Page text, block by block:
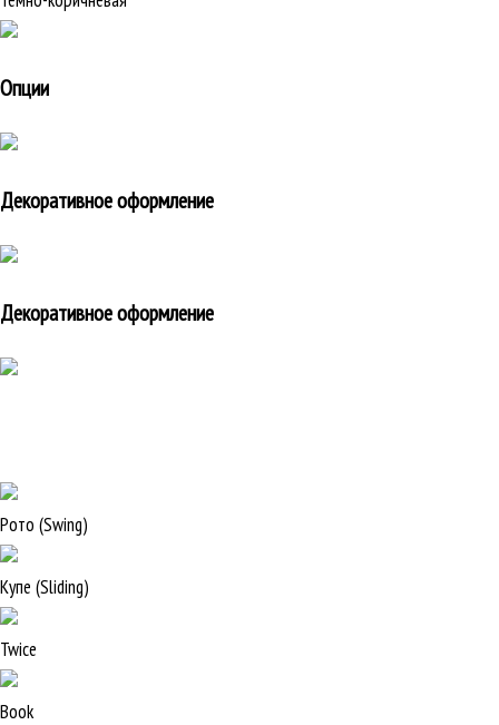
Опции
Декоративное оформление
Декоративное оформление
Рото (Swing)
Купе (Sliding)
Twice
Book